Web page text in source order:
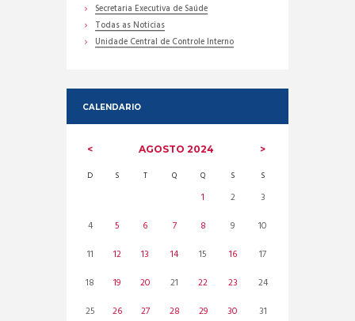
Secretaria Executiva de Saúde
Todas as Noticias
Unidade Central de Controle Interno
CALENDARIO
AGOSTO 2024
D S T Q Q S S
1 2
3
4
5 6 7 8 9
10
11
12 13 14 15 16
17
18
19 20 21 22 23
24
25
26 27 28 29 30 31